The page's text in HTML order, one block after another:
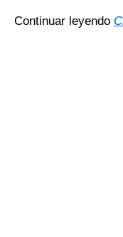
Continuar leyendo